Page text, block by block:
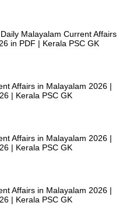
Malayalam Current Affairs
in PDF | Kerala PSC GK
Affairs in Malayalam 2026 |
| Kerala PSC GK
Affairs in Malayalam 2026 |
| Kerala PSC GK
Affairs in Malayalam 2026 |
| Kerala PSC GK